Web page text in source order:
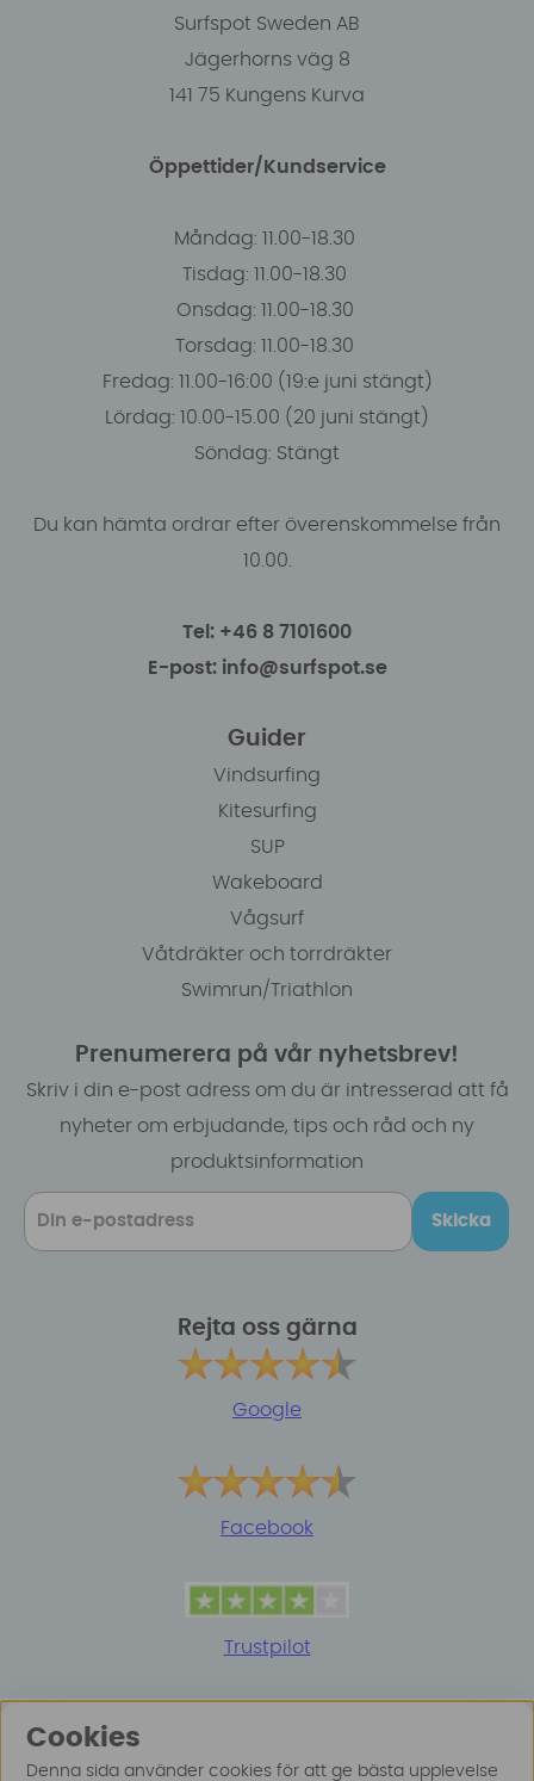
Surfspot Sweden AB
Jägerhorns väg 8
141 75 Kungens Kurva
Öppettider/Kundservice
Måndag: 11.00-18.30
Tisdag: 11.00-18.30
Onsdag: 11.00-18.30
Torsdag: 11.00-18.30
Fredag: 11.00-16:00 (19:e juni stängt)
Lördag: 10.00-15.00 (20 juni stängt)
Söndag: Stängt
Du kan hämta ordrar efter överenskommelse från
10.00.
Tel: +46 8 7101600
E-post: info@surfspot.se
Guider
Vindsurfing
Kitesurfing
SUP
Wakeboard
Vågsurf
Våtdräkter och torrdräkter
Swimrun/Triathlon
Prenumerera på vår nyhetsbrev!
Skriv i din e-post adress om du är intresserad att få
nyheter om erbjudande, tips och råd och ny
produktsinformation
Skicka
Rejta oss gärna
Google
Facebook
Trustpilot
Cookies
Denna sida använder cookies för att ge bästa upplevelse